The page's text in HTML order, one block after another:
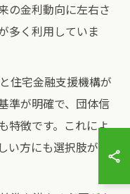
の金利動向に左右さ
多く利用していま
住宅金融支援機構が
準が明確で、団体信
特徴です。これによ
方にも選択肢が広